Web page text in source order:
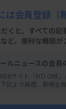
は会員登録
くと、すべての記
ど、便利な機能が
ルニュースの会員
サイト「MTJ ONE
記より再度、新規会